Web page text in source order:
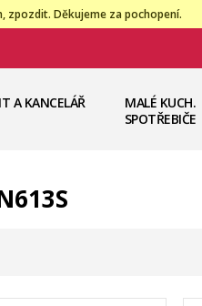
zpozdit. Děkujeme za pochopení.
IT A KANCELÁŘ
MALÉ KUCH.
SPOTŘEBIČE